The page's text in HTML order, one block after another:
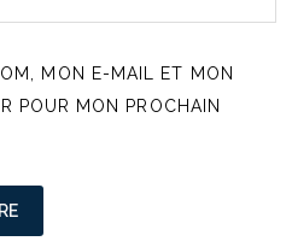
MON E-MAIL ET MON
POUR MON PROCHAIN